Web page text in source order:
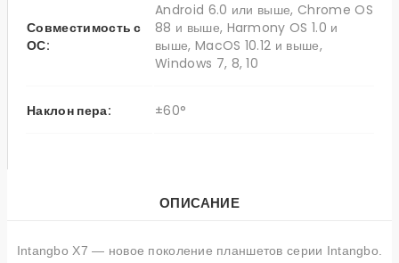
Совместимость с
ОС:
Android 6.0 или выше, Chrome OS
88 и выше, Harmony OS 1.0 и
выше, MacOS 10.12 и выше,
Windows 7, 8, 10
Наклон пера: ±60°
ОПИСАНИЕ
Intangbo X7 — новое поколение планшетов серии Intangbo.